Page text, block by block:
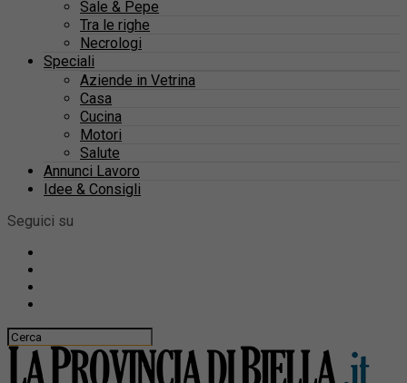
Sale & Pepe
Tra le righe
Necrologi
Speciali
Aziende in Vetrina
Casa
Cucina
Motori
Salute
Annunci Lavoro
Idee & Consigli
Seguici su